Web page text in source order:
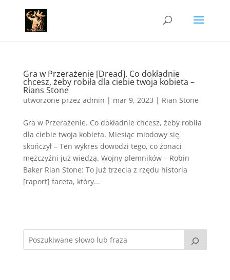
Gra w Przerażenie [Dread]. Co dokładnie
chcesz, żeby robiła dla ciebie twoja kobieta –
Rians Stone
utworzone przez admin | mar 9, 2023 | Rian Stone
Gra w Przerażenie. Co dokładnie chcesz, żeby robiła
dla ciebie twoja kobieta. Miesiąc miodowy się
skończył – Ten wykres dowodzi tego, co żonaci
mężczyźni już wiedzą. Wojny plemników – Robin
Baker Rian Stone: To już trzecia z rzędu historia
[raport] faceta, który...